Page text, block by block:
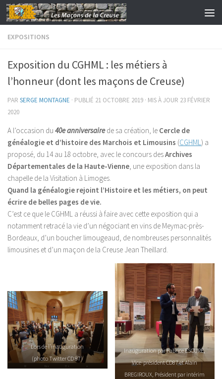
Skip to content
EXPOSITIONS
Exposition du CGHML : les métiers à
l’honneur (dont les maçons de Creuse)
PAR SERGE MONTAGNE · PUBLIÉ 21 OCTOBRE 2019 · MIS À JOUR 23 FÉVRIER
2020
A l’occasion du 40e anniversairede sa création, le Cercle de
généalogie et d’histoire des Marchois et Limousins (CGHML) a
proposé, du 14 au 18 octobre, avec le concours desArchives
Départementales de la Haute-Vienne, une exposition dans la
chapelle de la Visitation à Limoges.
Quand la généalogie rejoint l’Histoire et les métiers, on peut
écrire de belles pages de vie.
C’est ce que le CGHML a réussi à faire avec cette exposition qui a
notamment retracé la vie d’un négociant en vins de Meymac-près-
Bordeaux, d’un boucher limougeaud, de nombreuses personnalités
limousines et d’un maçon de la Creuse Jean Theillard.
Lors de l’inauguration
(photo Twitter CD 87)
Inauguration par Fabrice ESCURE,
Vice-président CD87 et Alain
BREGIROUX, Président par intérim